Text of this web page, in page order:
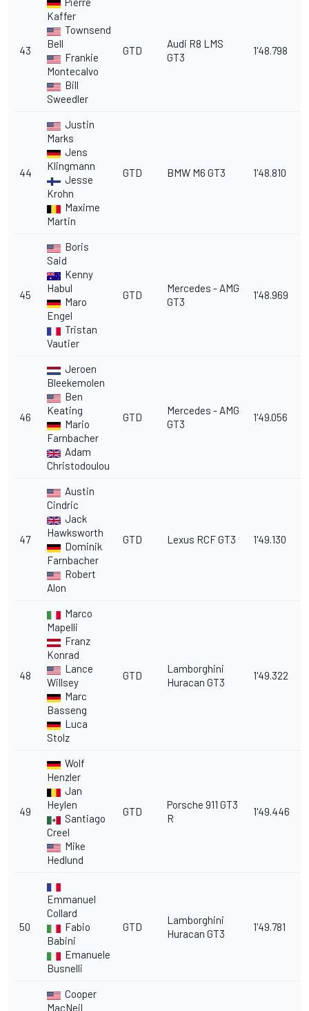
43
Kaffer
Townsend
Bell
Frankie
Montecalvo
Bill
Sweedler
GTD
Audi R8 LMS
GT3
1'48.798
44
Justin
Marks
Jens
Klingmann
Jesse
Krohn
Maxime
Martin
GTD BMW M6 GT3 1'48.810
45
Boris
Said
Kenny
Habul
Maro
Engel
Tristan
Vautier
GTD
Mercedes - AMG
GT3
1'48.969
46
Jeroen
Bleekemolen
Ben
Keating
Mario
Farnbacher
Adam
Christodoulou
GTD
Mercedes - AMG
GT3
1'49.056
47
Austin
Cindric
Jack
Hawksworth
Dominik
Farnbacher
Robert
Alon
GTD Lexus RCF GT3 1'49.130
48
Marco
Mapelli
Franz
Konrad
Lance
Willsey
Marc
Basseng
Luca
Stolz
GTD
Lamborghini
Huracan GT3
1'49.322
49
Wolf
Henzler
Jan
Heylen
Santiago
Creel
Mike
Hedlund
GTD
Porsche 911 GT3
R
1'49.446
50
Emmanuel
Collard
Fabio
Babini
Emanuele
Busnelli
GTD
Lamborghini
Huracan GT3
1'49.781
Cooper
MacNeil